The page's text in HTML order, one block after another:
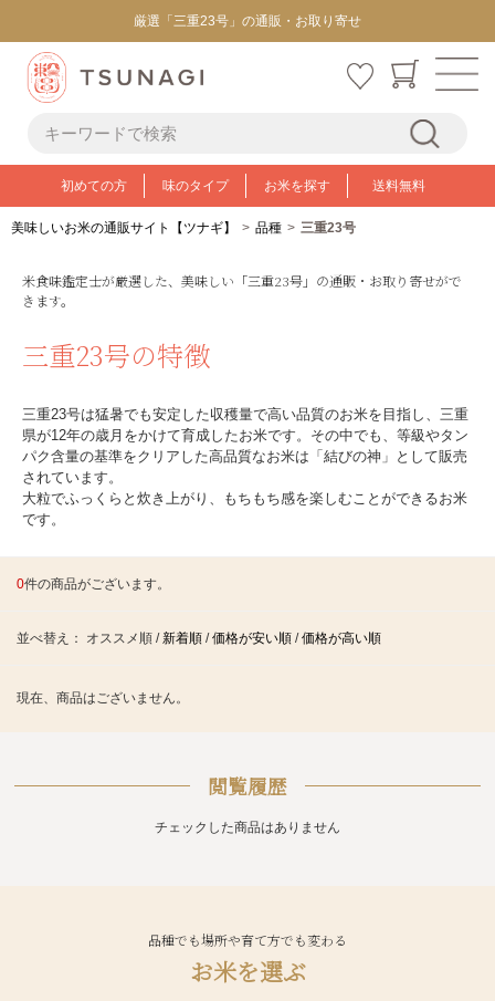
厳選「三重23号」の通販・お取り寄せ
初めての方 味のタイプ お米を探す 送料無料
美味しいお米の通販サイト【ツナギ】 品種 三重23号
米食味鑑定士が厳選した、美味しい「三重23号」の通販・お取り寄せがで
きます。
三重23号の特徴
三重23号は猛暑でも安定した収穫量で高い品質のお米を目指し、三重
県が12年の歳月をかけて育成したお米です。その中でも、等級やタン
パク含量の基準をクリアした高品質なお米は「結びの神」として販売
されています。
大粒でふっくらと炊き上がり、もちもち感を楽しむことができるお米
です。
0件の商品がございます。
並べ替え： オススメ順 /新着順 /価格が安い順 /価格が高い順
現在、商品はございません。
閲覧履歴
チェックした商品はありません
品種でも場所や育て方でも変わる
お米を選ぶ